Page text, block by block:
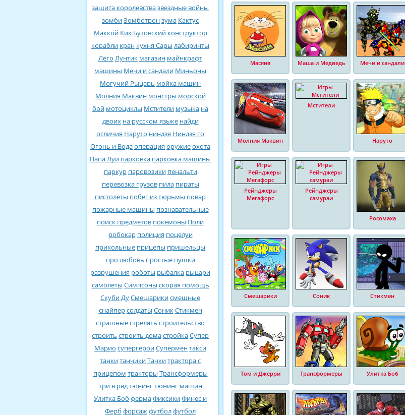
защита королевствазвездные войны
зомбиЗомботронзума Кактус
Маккой Кик Бутовский конструктор
корабли кран кухня Сары лабиринты
Лего Лунтик магазин майнкрафт
машины Мечи и сандали Миньоны
Могучий Рыцарь мойка машин
Молния Маквин монстры морской
бой мотоциклы Мстители музыка на
двоих на русском языке найди
отличия Наруто ниндзя Ниндзя го
Огонь и Водаоперация оружиеохота
Папа Луи парковка парковка машины
паркур паровозики пенальти
перевозка грузов пила пираты
пистолеты побег из тюрьмы повар
пожарные машины познавательные
поиск предметов покемоны Поли
робокар полиция поцелуи
прикольные прицепы пришельцы
про любовь простые пушки
разрушения роботы рыбалка рыцари
самолеты Симпсоны скорая помощь
Скуби ДуСмешарикисмешные
снайперсолдаты СоникСтикмен
страшныестрелять строительство
строить строить домастройкаСупер
Марио супергероиСуперментакси
танкитанчикиТачкитрактора с
прицепом тракторы Трансформеры
три в рядтюнингтюнинг машин
Улитка Боб фермаФиксикиФинес и
Ферб форсажфутболфутбол
Масяня Маша и Медведь Мечи и сандали
Молния Маквин
Мстители
Наруто
Рейнджеры
Мегафорс
Рейнджеры
самураи
Росомаха
Смешарики Соник Стикмен
Том и Джерри Трансформеры Улитка Боб